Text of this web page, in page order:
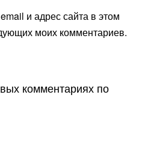
и адрес сайта в этом
моих комментариев.
комментариях по